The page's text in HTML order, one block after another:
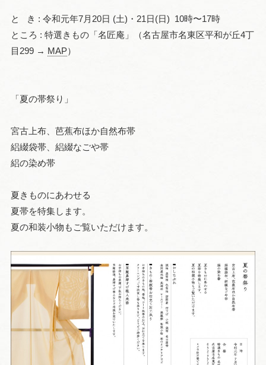
と き : 令和元年7月20日 (土)・21日(日) 10時〜17時
ところ : 特選きもの「名匠庵」（名古屋市名東区平和が丘4丁
目299 → MAP）
「夏の帯祭り」
宮古上布、芭蕉布ほか自然布帯
絽綴袋帯、絽綴なごや帯
絽の染め帯
夏きものにあわせる
夏帯を特集します。
夏の和装小物もご覧いただけます。